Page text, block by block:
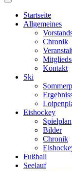
Suchfeld
ein-/ausblenden
Startseite
Allgemeines
Chronik
Kontakt
Ski
Eishockey
Spielplan
Bilder
Chronik
Fußball
Seelauf